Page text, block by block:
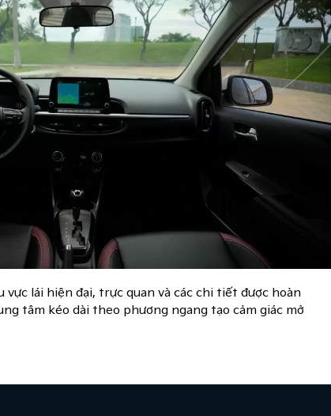
lái hiện đại, trực quan và các chi tiết được hoàn
tâm kéo dài theo phương ngang tạo cảm giác mở